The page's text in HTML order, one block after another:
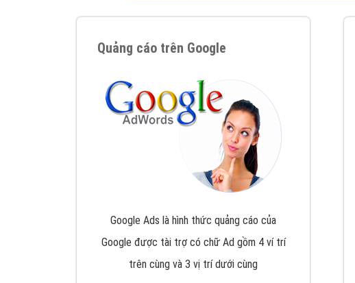
Quảng cáo trên Google
Google Ads là hình thức quảng cáo của
Google được tài trợ có chữ Ad gồm 4 ví trí
trên cùng và 3 vị trí dưới cùng